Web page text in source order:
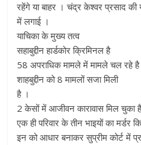
रहेंगे या बाहर । चंद्र केश्वर प्रसाद की
में लगाई ।
याचिका के मुख्य तत्व
सहाबुद्दीन हार्डकोर क्रिमिनल है
58 अपराधिक मामले में मामले चल रहे है
शाहबुद्दीन को 8 मामलों सजा मिली
है ।
2 केसों में आजीवन कारावास मिल चुका
एक ही परिवार के तीन भाइयों का मर्डर
इन को आधार बनाकर सुप्रीम कोर्ट में